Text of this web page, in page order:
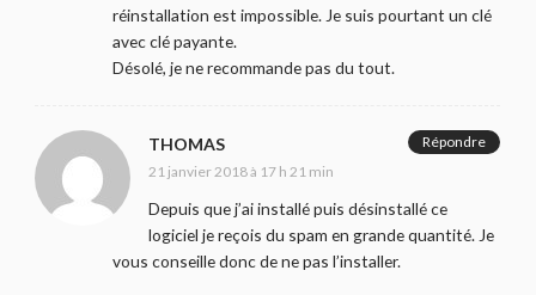
réinstallation est impossible. Je suis pourtant un clé
avec clé payante.
Désolé, je ne recommande pas du tout.
THOMAS
21 janvier 2018 à 17 h 21 min
Depuis que j’ai installé puis désinstallé ce
logiciel je reçois du spam en grande quantité. Je
vous conseille donc de ne pas l’installer.
Répondre